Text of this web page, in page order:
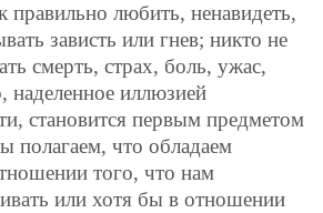
правильно любить, ненавидеть,
зависть или гнев; никто не
смерть, страх, боль, ужас,
наделенное иллюзией
становится первым предметом
полагаем, что обладаем
того, что нам
или хотя бы в отношении